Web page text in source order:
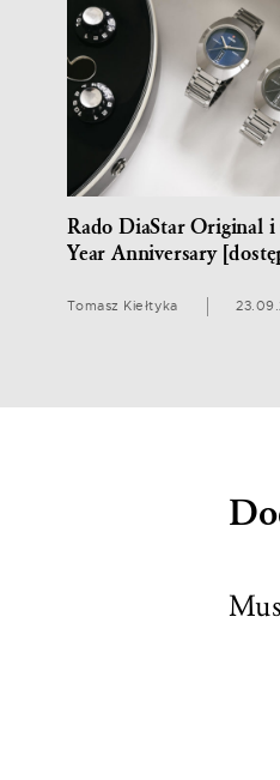
Rado DiaStar Original i
Year Anniversary
Tomasz Kiełtyka